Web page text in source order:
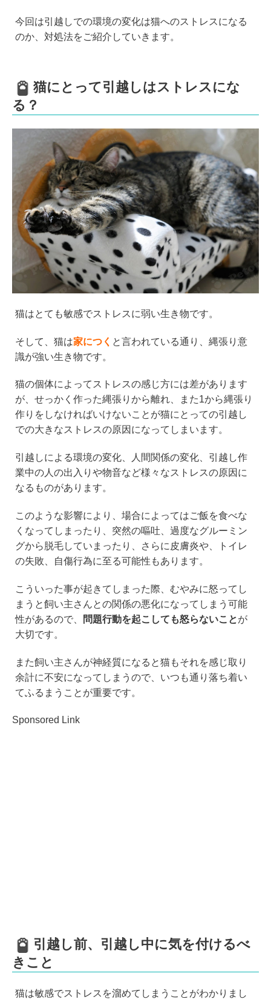
o
k
今回は引越しでの環境の変化は猫へのストレスになる
のか、対処法をご紹介していきます。
猫にとって引越しはストレスにな
る？
猫はとても敏感でストレスに弱い生き物です。
そして、猫は家につく と言われている通り、縄張り意
識が強い生き物です。
猫の個体によってストレスの感じ方には差があります
が、せっかく作った縄張りから離れ、また1から縄張り
作りをしなければいけないことが猫にとっての引越し
での大きなストレスの原因になってしまいます。
引越しによる環境の変化、人間関係の変化、引越し作
業中の人の出入りや物音など様々なストレスの原因に
なるものがあります。
このような影響により、場合によってはご飯を食べな
くなってしまったり、突然の嘔吐、過度なグルーミン
グから脱毛していまったり、さらに皮膚炎や、トイレ
の失敗、自傷行為に至る可能性もあります。
こういった事が起きてしまった際、むやみに怒ってし
まうと飼い主さんとの関係の悪化になってしまう可能
性があるので、
問題行動を起こしても怒らないことが
大切です。
また飼い主さんが神経質になると猫もそれを感じ取り
余計に不安になってしまうので、いつも通り落ち着い
てふるまうことが重要です。
Sponsored Link
引越し前、引越し中に気を付けるべ
きこと
猫は敏感でストレスを溜めてしまうことがわかりまし